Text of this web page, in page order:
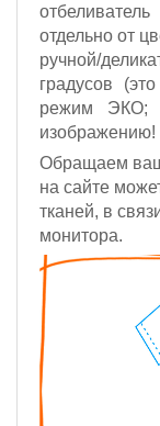
отдельно от
ручной/
градусов
режим ЭКО;
изображению!
Обращаем
на сайте
тканей, в
монитора.